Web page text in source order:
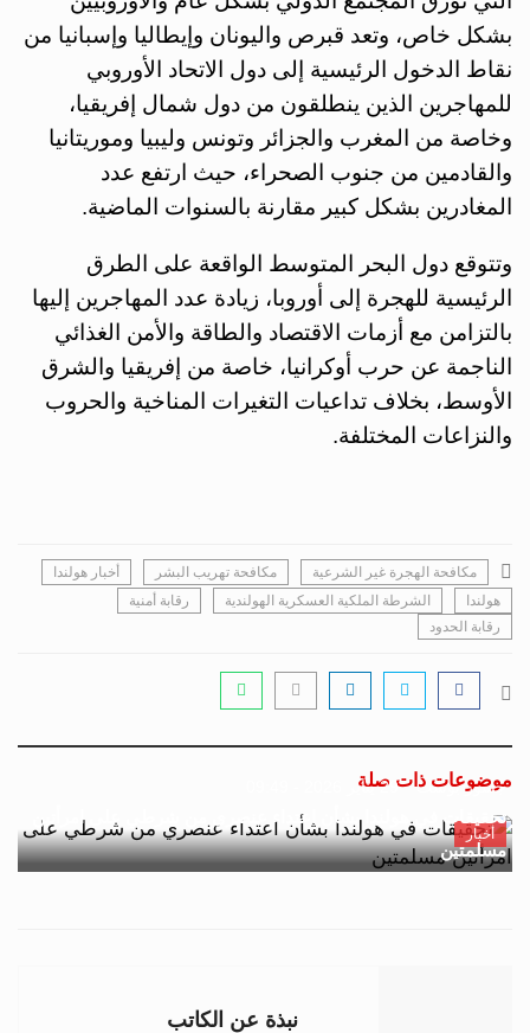
بشكل خاص، وتعد قبرص واليونان وإيطاليا وإسبانيا من
نقاط الدخول الرئيسية إلى دول الاتحاد الأوروبي
للمهاجرين الذين ينطلقون من دول شمال إفريقيا،
وخاصة من المغرب والجزائر وتونس وليبيا وموريتانيا
والقادمين من جنوب الصحراء، حيث ارتفع عدد
المغادرين بشكل كبير مقارنة بالسنوات الماضية.
وتتوقع دول البحر المتوسط الواقعة على الطرق
الرئيسية للهجرة إلى أوروبا، زيادة عدد المهاجرين إليها
بالتزامن مع أزمات الاقتصاد والطاقة والأمن الغذائي
الناجمة عن حرب أوكرانيا، خاصة من إفريقيا والشرق
الأوسط، بخلاف تداعيات التغيرات المناخية والحروب
والنزاعات المختلفة.
مكافحة الهجرة غير الشرعية مكافحة تهريب البشر
أخبار هولندا
هولندا
الشرطة الملكية العسكرية الهولندية
رقابة أمنية
رقابة الحدود
موضوعات ذات صلة
أخبار
جسور بوست 29 يناير 2026 - 09:49
تحقيقات في هولندا بشأن اعتداء عنصري من شرطي على امرأتين
مسلمتين
نبذة عن الكاتب